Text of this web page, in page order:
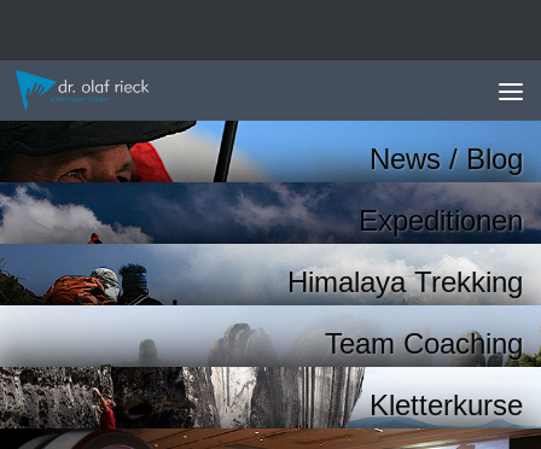
News / Blog
Expeditionen
Himalaya Trekking
Team Coaching
Kletterkurse